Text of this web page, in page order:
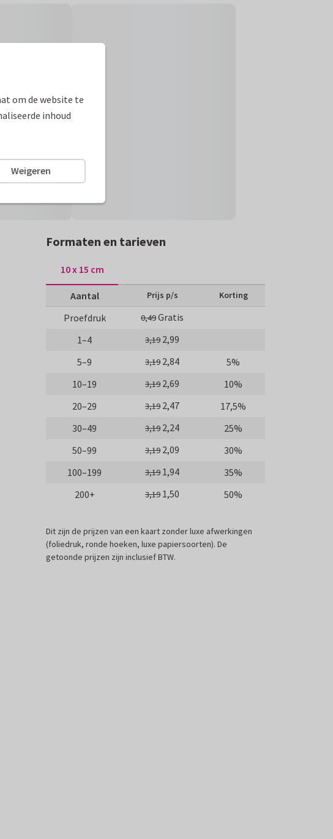
Formaten en tarieven
10 x 15 cm
Aantal Prijs p/s Korting
Proefdruk 0,49Gratis
1–4
3,19 2,99
5–9
3,19 2,84
5%
10–19
3,19 2,69
10%
20–29
3,19 2,47
17,5%
30–49
3,19 2,24
25%
50–99
3,19 2,09
30%
100–199
3,19 1,94
35%
200+
3,19 1,50 50%
Dit zijn de prijzen van een kaart zonder luxe afwerkingen
(foliedruk, ronde hoeken, luxe papiersoorten). De
getoonde prijzen zijn inclusief BTW.
om de website te
inhoud
Weigeren